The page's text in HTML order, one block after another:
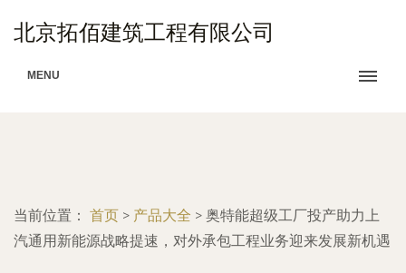
北京拓佰建筑工程有限公司
MENU
当前位置： 首页 > 产品大全 > 奥特能超级工厂投产助力上
汽通用新能源战略提速，对外承包工程业务迎来发展新机遇